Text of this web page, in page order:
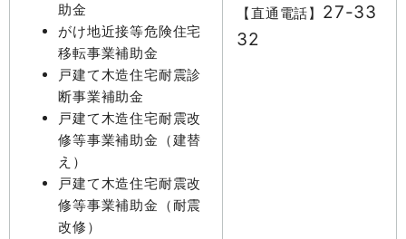
助金
がけ地近接等危険住宅
移転事業補助金
戸建て木造住宅耐震診
断事業補助金
戸建て木造住宅耐震改
修等事業補助金（建替
え）
戸建て木造住宅耐震改
修等事業補助金（耐震
改修）
【直通電話】 27-33
32